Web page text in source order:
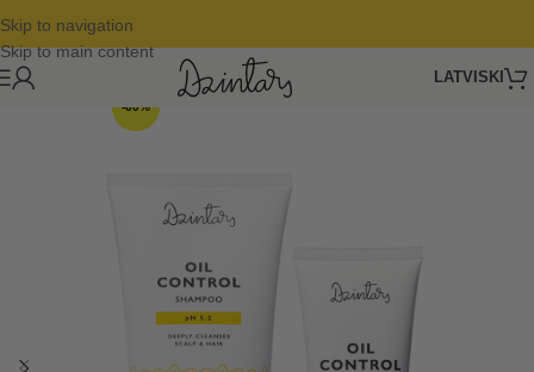
Skip to navigation
Skip to main content
LATVISKI
-60%